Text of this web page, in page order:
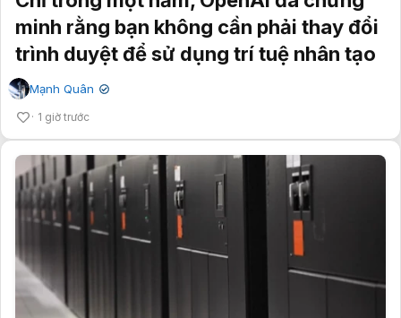
minh rằng bạn không cần phải thay đổi
trình duyệt để sử dụng trí tuệ nhân tạo
Mạnh Quân ✔
1 giờ trước